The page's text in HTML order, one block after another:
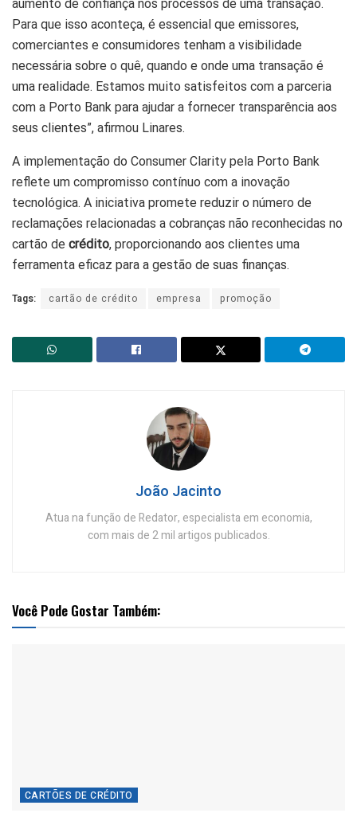
aumento de confiança nos processos de uma transação.
Para que isso aconteça, é essencial que emissores,
comerciantes e consumidores tenham a visibilidade
necessária sobre o quê, quando e onde uma transação é
uma realidade. Estamos muito satisfeitos com a parceria
com a Porto Bank para ajudar a fornecer transparência aos
seus clientes”, afirmou Linares.
A implementação do Consumer Clarity pela Porto Bank
reflete um compromisso contínuo com a inovação
tecnológica. A iniciativa promete reduzir o número de
reclamações relacionadas a cobranças não reconhecidas no
cartão de crédito, proporcionando aos clientes uma
ferramenta eficaz para a gestão de suas finanças.
Tags: cartão de crédito empresa promoção
João Jacinto
Atua na função de Redator, especialista em economia,
com mais de 2 mil artigos publicados.
Você Pode Gostar Também:
CARTÕES DE CRÉDITO